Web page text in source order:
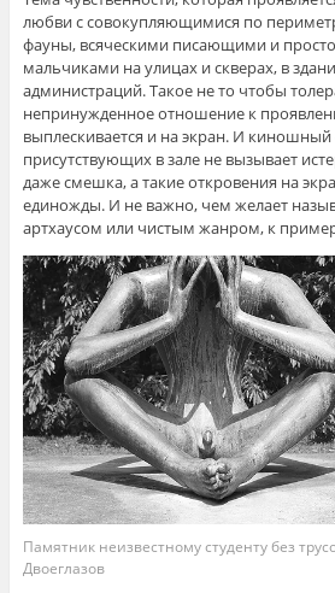
любви с совокупляющимися по
фауны, всяческими писающими и
мальчиками на улицах и скверах, в
администраций. Такое не то чтобы
непринужденное отношение к
выплескивается и на экран. И
присутствующих в зале не вызывает
даже смешка, а такие откровения на
единожды. И не важно, чем желает
артхаусом или чистым жанром, к
Памятник неизвестному студенту без
Двоеглазов